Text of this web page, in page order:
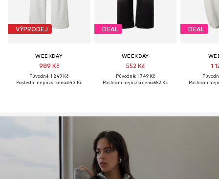
VÝPRODEJ
WEEKDAY
989 Kč
Původně: 1 249 Kč
Poslední nejnižší cena:643 Kč
DEAL
WEEKDAY
552 Kč
Původně: 1 749 Kč
Poslední nejnižší cena:552 Kč
DEAL
1
Poslední